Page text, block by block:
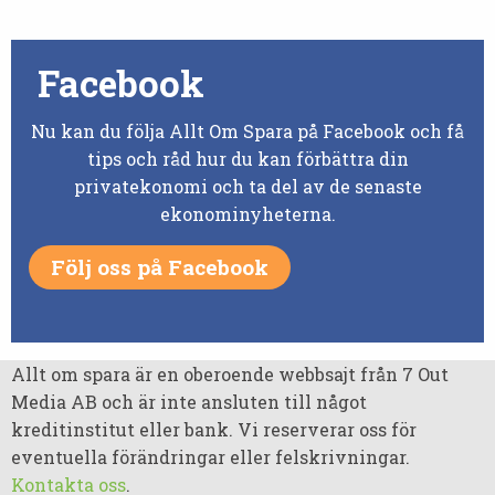
Facebook
Nu kan du följa Allt Om Spara på Facebook och få
tips och råd hur du kan förbättra din
privatekonomi och ta del av de senaste
ekonominyheterna.
Följ oss på Facebook
Allt om spara är en oberoende webbsajt från 7 Out
Media AB och är inte ansluten till något
kreditinstitut eller bank. Vi reserverar oss för
eventuella förändringar eller felskrivningar.
Kontakta oss.